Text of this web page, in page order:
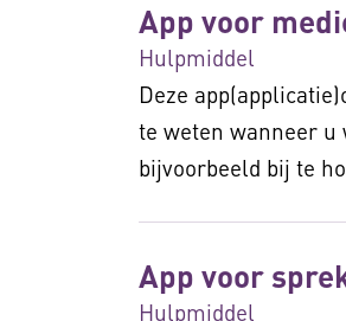
App voor
Hulpmiddel
Deze
te weten wanneer
bijvoorbeeld bij te
App voor
Hulpmiddel